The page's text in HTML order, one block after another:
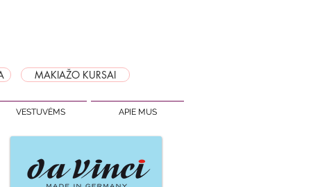
VESTUVĖMS APIE MUS
MAKIAŽO KURSAI